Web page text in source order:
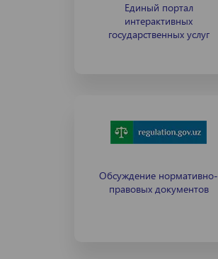
Единый портал
интерактивных
государственных услуг
Обсуждение нормативно-
правовых документов